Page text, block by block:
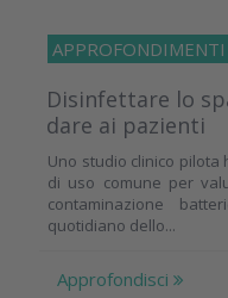
APPROFONDIMENTI
Disinfettare lo
dare ai pazienti
Uno studio clinico
di uso comune per
contaminazione
quotidiano dello...
Approfondisci